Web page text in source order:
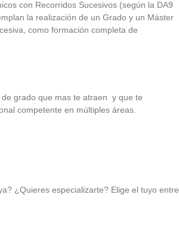
con Recorridos Sucesivos (según la DA9
la realización de un Grado y un Máster
como formación completa de
grado que mas te atraen y que te
competente en múltiples áreas.
¿Quieres especializarte? Elige el tuyo entre
oferta.